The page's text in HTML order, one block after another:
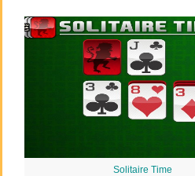
Solitaire Time